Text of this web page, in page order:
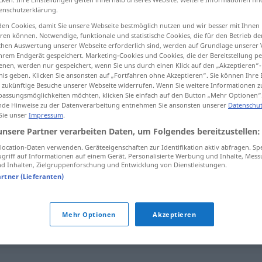
dʒaːnib]
tɑraf]
seitens
Cookies, damit Sie unsere Webseite bestmöglich nutzen und wir besser mit Ihnen
können. Notwendige, funktionale und statistische Cookies, die für den Betrieb
Auswertung unserer Webseite erforderlich sind, werden auf Grundlage unserer
Endgerät gespeichert. Marketing-Cookies und Cookies, die der Bereitstellung
werden nur gespeichert, wenn Sie uns durch einen Klick auf den
geben. Klicken Sie ansonsten auf „Fortfahren ohne Akzeptieren“. Sie können
Besuche unserer Webseite widerrufen. Wenn Sie weitere Informationen
möchten, klicken Sie einfach auf den Button „Mehr
Hinweise zu der Datenverarbeitung entnehmen Sie ansonsten unserer
unser Impressum.
Partner verarbeiten Daten, um Folgendes bereitzustellen:
Daten verwenden. Geräteeigenschaften zur Identifikation aktiv abfragen.
auf Informationen auf einem Gerät. Personalisierte Werbung und Inhalte,
Inhalten, Zielgruppenforschung und Entwicklung von Dienstleistungen.
(Lieferanten)
Mehr Optionen Akzeptieren